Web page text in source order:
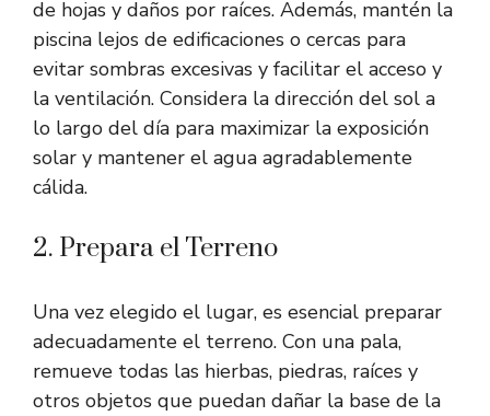
de hojas y daños por raíces. Además, mantén la
piscina lejos de edificaciones o cercas para
evitar sombras excesivas y facilitar el acceso y
la ventilación. Considera la dirección del sol a
lo largo del día para maximizar la exposición
solar y mantener el agua agradablemente
cálida.
2. Prepara el Terreno
Una vez elegido el lugar, es esencial preparar
adecuadamente el terreno. Con una pala,
remueve todas las hierbas, piedras, raíces y
otros objetos que puedan dañar la base de la